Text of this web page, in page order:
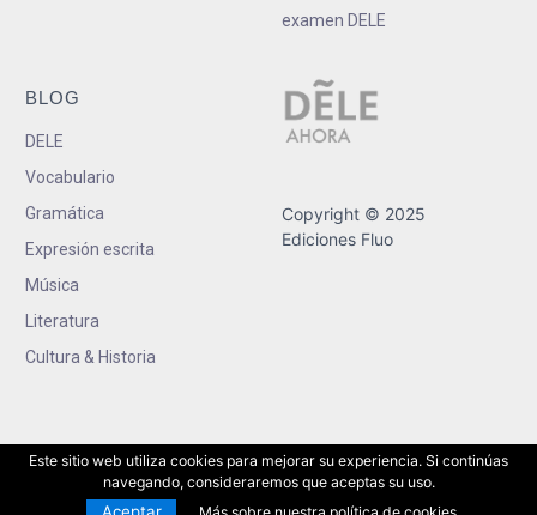
examen DELE
BLOG
DELE
Vocabulario
Gramática
Expresión escrita
Música
Literatura
Cultura & Historia
Copyright © 2025
Ediciones Fluo
Este sitio web utiliza cookies para mejorar su experiencia. Si continúas
navegando, consideraremos que aceptas su uso.
Aceptar